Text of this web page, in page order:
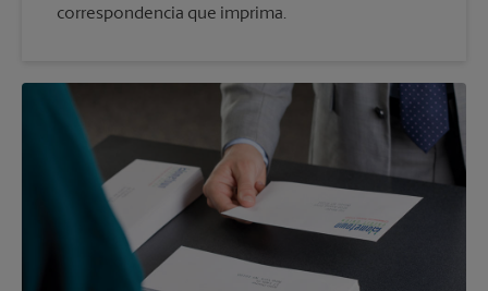
correspondencia que imprima.